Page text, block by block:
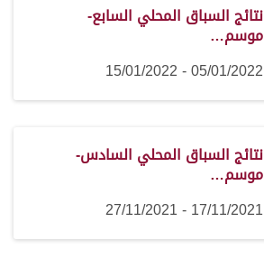
نتائج السباق المحلي السابع-
موسم…
05/01/2022 - 15/01/2022
نتائج السباق المحلي السادس-
موسم…
17/11/2021 - 27/11/2021